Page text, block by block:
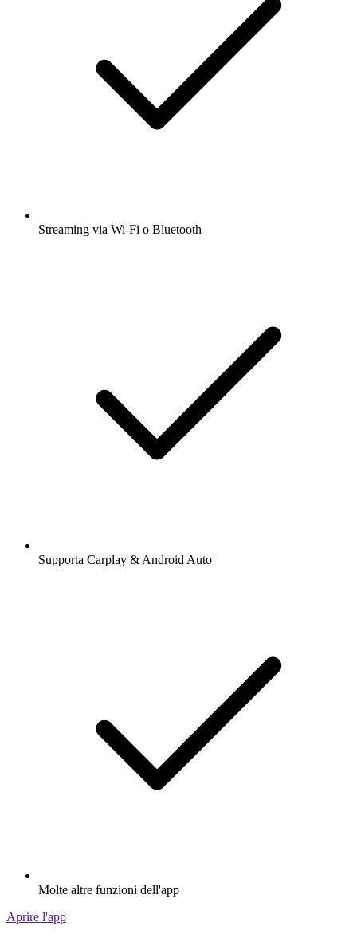
Streaming via Wi-Fi o Bluetooth
Supporta Carplay & Android Auto
Molte altre funzioni dell'app
Aprire l'app